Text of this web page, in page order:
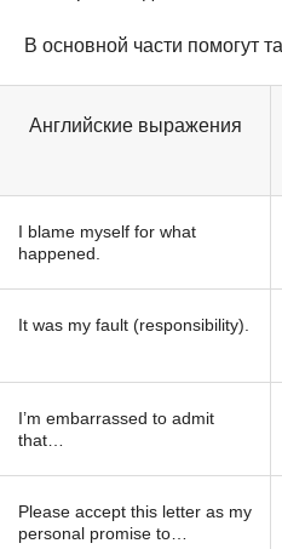
В основной части помогут
Английские выражения
I blame myself for what
happened.
It was my fault (responsibility).
I’m embarrassed to admit
that…
Please accept this letter as my
personal promise to…